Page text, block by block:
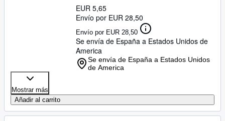
EUR 5,65
Envío por EUR 28,50
Envío por EUR 28,50
Se envía de España a Estados Unidos de
America
Se envía de España a Estados Unidos
de America
Mostrar más
Añadir al carrito